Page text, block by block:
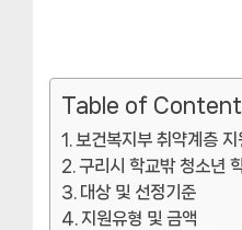
Table of
보건복지부 취약계층 지
구리시 학교밖 청소년
대상 및 선정기준
지원유형 및 금액